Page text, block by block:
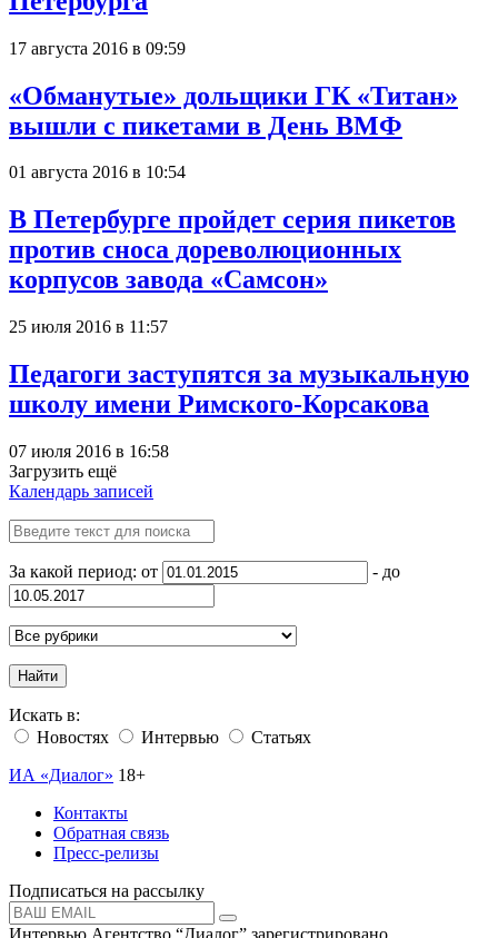
17 августа 2016 в 09:59
«Обманутые» дольщики ГК «Титан»
вышли с пикетами в День ВМФ
01 августа 2016 в 10:54
В Петербурге пройдет серия пикетов
против сноса дореволюционных
корпусов завода «Самсон»
25 июля 2016 в 11:57
Педагоги заступятся за музыкальную
школу имени Римского-Корсакова
07 июля 2016 в 16:58
Загрузить ещё
Календарь записей
За какой период: от - до
Найти
Искать в:
Новостях
Интервью
Статьях
ИА «Диалог» 18+
Контакты
Обратная связь
Пресс-релизы
Подписаться на рассылку
Интервью Агентство “Диалог” зарегистрировано